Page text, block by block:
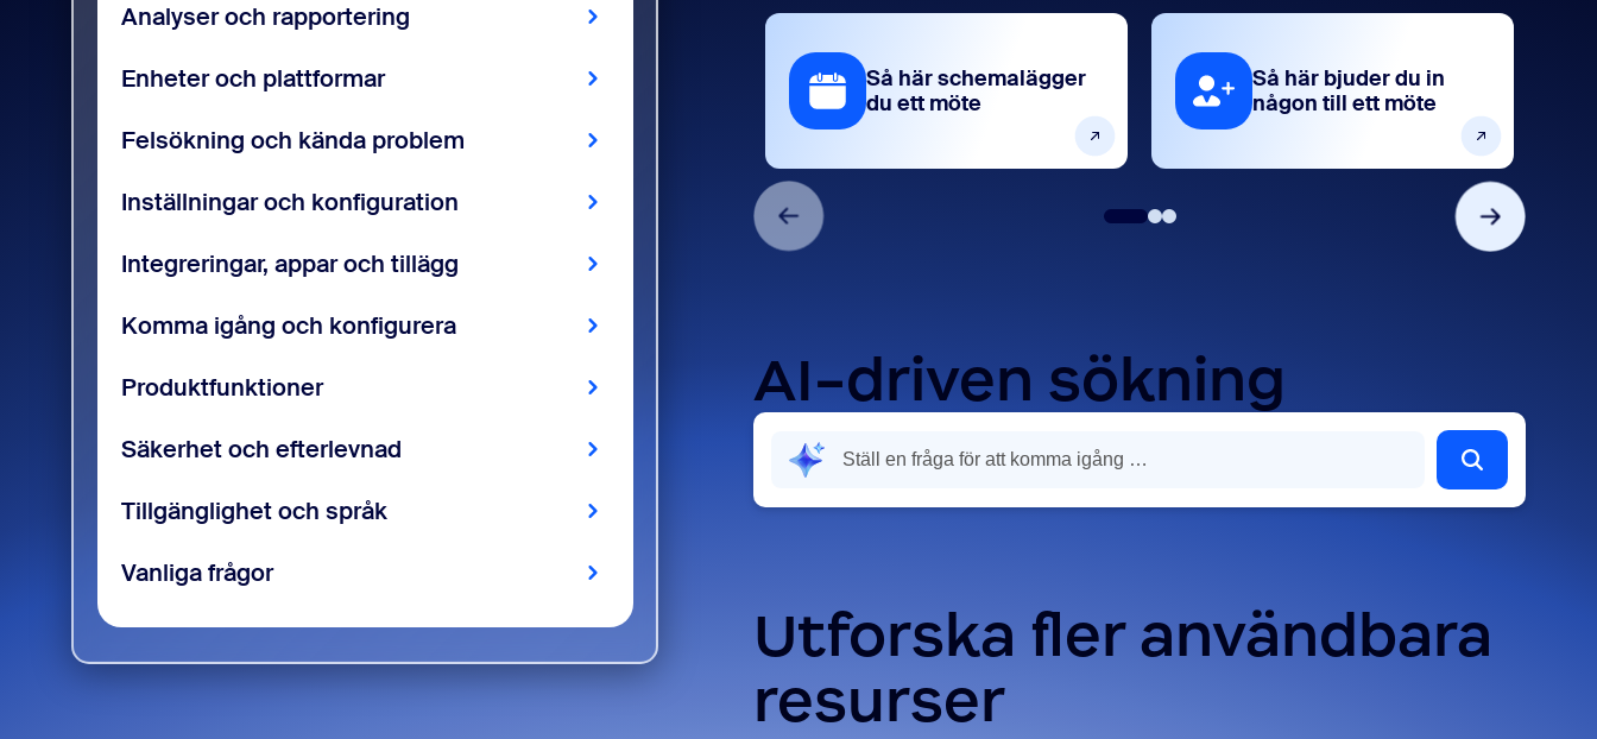
Analyser och rapportering
Enheter och plattformar
Felsökning och kända problem
Inställningar och konfiguration
Integreringar, appar och tillägg
Komma igång och konfigurera
Produktfunktioner
Säkerhet och efterlevnad
Tillgänglighet och språk
Vanliga frågor
Så här schemalägger
du ett möte
Så här bjuder du in
någon till ett möte
AI-driven sökning
Utforska fler användbara
resurser